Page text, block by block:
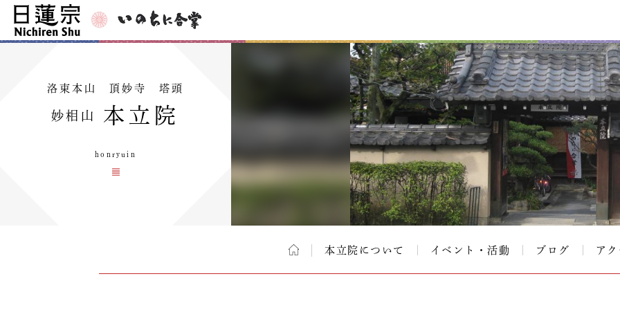
洛東本山 頂妙寺 塔頭
妙相山 本立院
honryuin
本立院について イベント・活動 ブログ ア